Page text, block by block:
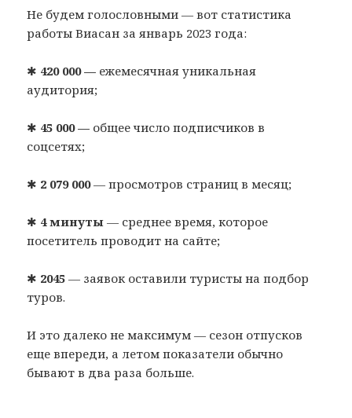
Не будем голословными — вот статистика
работы Виасан за январь 2023 года:
✱ 420 000 — ежемесячная уникальная
аудитория;
✱ 45 000 — общее число подписчиков в
соцсетях;
✱ 2 079 000— просмотров страниц в месяц;
✱ 4 минуты— среднее время, которое
посетитель проводит на сайте;
✱ 2045 — заявок оставили туристы на подбор
туров.
И это далеко не максимум — сезон отпусков
еще впереди, а летом показатели обычно
бывают в два раза больше.